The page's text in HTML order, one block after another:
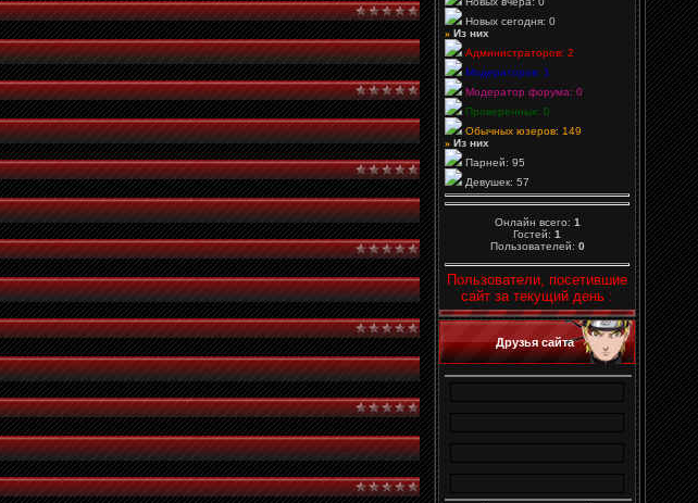
Новых сегодня: 0
» Из них
Администраторов: 2
Модераторов: 1
Модератор форума: 0
Проверенных: 0
Обычных юзеров: 149
» Из них
Парней: 95
Девушек: 57
Онлайн всего: 1
Гостей: 1
Пользователей: 0
Пользователи, посетившие
сайт за текущий день :
Друзья сайта